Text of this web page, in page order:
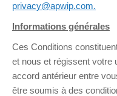
privacy@apwip.com.
Informations générales
Ces Conditions
et nous et régissent votre
accord antérieur entre
être soumis à des